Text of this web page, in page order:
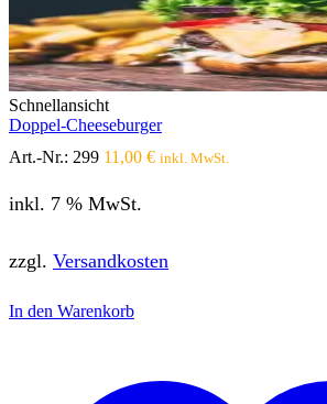
Schnellansicht
Doppel-Cheeseburger
Art.-Nr.: 299 11,00 € inkl. MwSt.
inkl. 7 % MwSt.
zzgl. Versandkosten
In den Warenkorb